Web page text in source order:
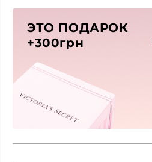
ЭТО ПОДАРОК
+300грн